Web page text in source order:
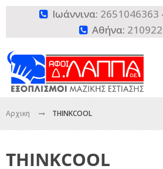
 Ιωάννινα: 2651046363
 Αθήνα:
Αρχικη THINKCOOL
THINKCOOL